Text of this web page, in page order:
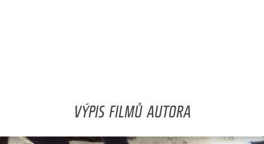
VÝPIS FILMŮ AUTORA